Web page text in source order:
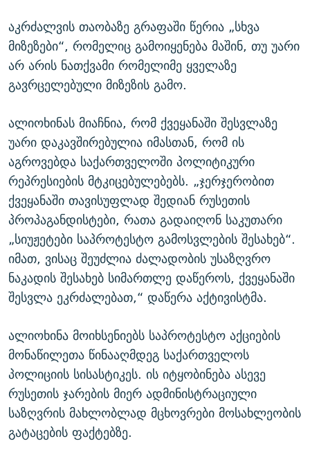
აკრძალვის თაობაზე გრაფაში წერია „სხვა
მიზეზები“, რომელიც გამოიყენება მაშინ, თუ უარი
არ არის ნათქვამი რომელიმე ყველაზე
გავრცელებული მიზეზის გამო.
ალიოხინას მიაჩნია, რომ ქვეყანაში შესვლაზე
უარი დაკავშირებულია იმასთან, რომ ის
აგროვებდა საქართველოში პოლიტიკური
რეპრესიების მტკიცებულებებს. „ჯერჯერობით
ქვეყანაში თავისუფლად შედიან რუსეთის
პროპაგანდისტები, რათა გადაიღონ საკუთარი
„სიუჟეტები საპროტესტო გამოსვლების შესახებ“.
იმათ, ვისაც შეუძლია ძალადობის უსაზღვრო
ნაკადის შესახებ სიმართლე დაწეროს, ქვეყანაში
შესვლა ეკრძალებათ,“ დაწერა აქტივისტმა.
ალიოხინა მოიხსენიებს საპროტესტო აქციების
მონაწილეთა წინააღმდეგ საქართველოს
პოლიციის სისასტიკეს. ის იტყობინება ასევე
რუსეთის ჯარების მიერ ადმინისტრაციული
საზღვრის მახლობლად მცხოვრები მოსახლეობის
გატაცების ფაქტებზე.